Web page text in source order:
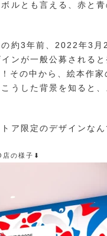
ルとも言える、赤と
約3年前、2022年3月
ンが一般公募される
その中から、絵本作
うした背景を知ると
ア限定のデザインなん
の様子⬇︎